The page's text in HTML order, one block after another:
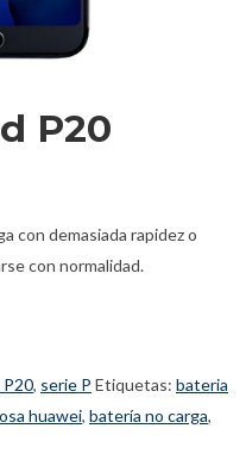
P20
con demasiada rapidez o
con normalidad.
P20, serie P Etiquetas: bateria
huawei, batería no carga,